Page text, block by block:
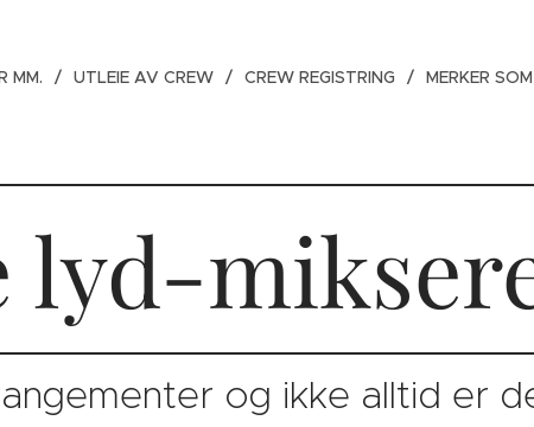
MM. UTLEIE AV CREW CREW REGISTRING MERKER
lyd-
og ikke alltid er